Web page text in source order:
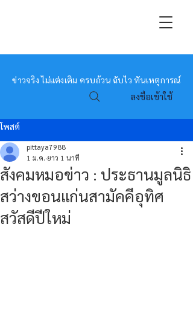
หมอข่าว
ข่าวจริง ไม่แต่งเติม ครบถ้วน ฉับไว ทันเหตุการณ์
ลงชื่อเข้าใช้
โพสต์
สังคมหมอข่าว : ประธานมูลนิธิ
สว่างขอนแก่นสามัคคีอุทิศ
สวัสดีปีใหม่
pittaya7988
1 ม.ค. ยาว 1 นาที